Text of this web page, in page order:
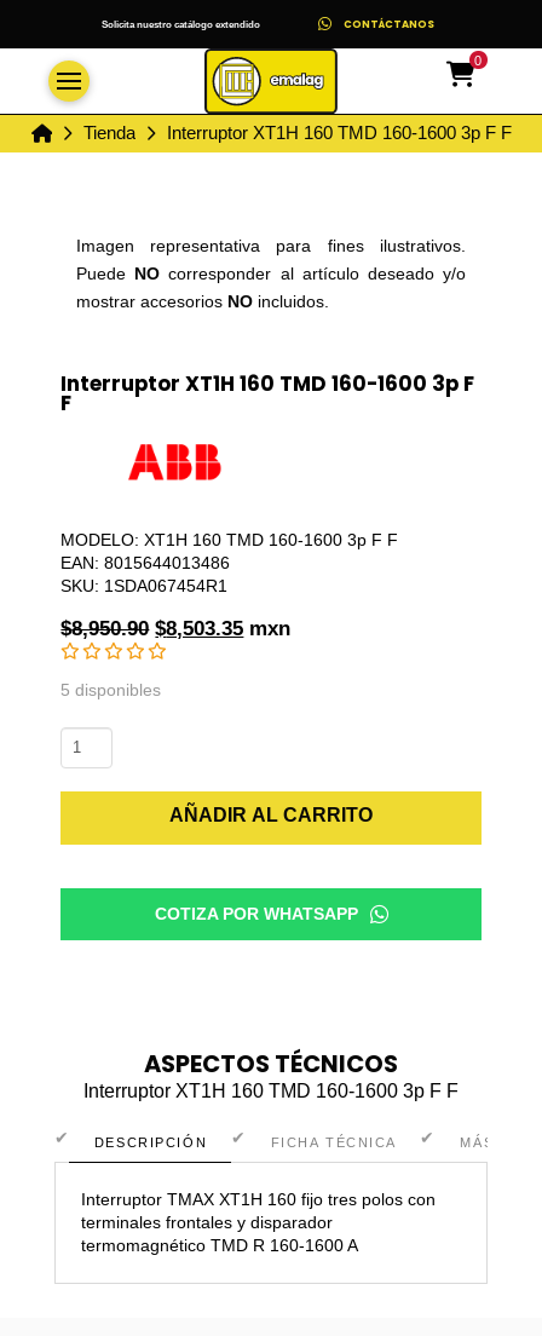
Solicita nuestro catálogo extendido CONTÁCTANOS
0
InicioTienda Interruptor XT1H 160 TMD 160-1600 3p F F
Imagen representativa para fines ilustrativos.
Puede NOcorresponder al artículo deseado y/o
mostrar accesorios NOincluidos.
Interruptor XT1H 160 TMD 160-1600 3p F
F
MODELO: XT1H 160 TMD 160-1600 3p F F
EAN: 8015644013486
SKU: 1SDA067454R1
$8,950.90 Original
price
was:
$8,503.35Current
mxn
5 disponibles
Interruptor
XT1H
160
160-
AÑADIR AL CARRITO
COTIZA POR WHATSAPP
ASPECTOS TÉCNICOS
Interruptor XT1H 160 TMD 160-1600 3p F F
DESCRIPCIÓN FICHA TÉCNICA MÁS
Interruptor TMAX XT1H 160 fijo tres polos con
terminales frontales y disparador
termomagnético TMD R 160-1600 A